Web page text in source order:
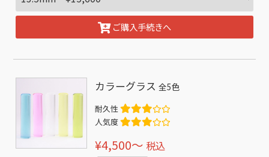
ご購入手続きへ
カラーグラス全5色
耐久性
人気度
¥4,500〜 税込